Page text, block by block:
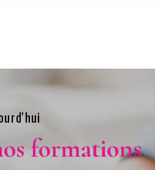
formations​